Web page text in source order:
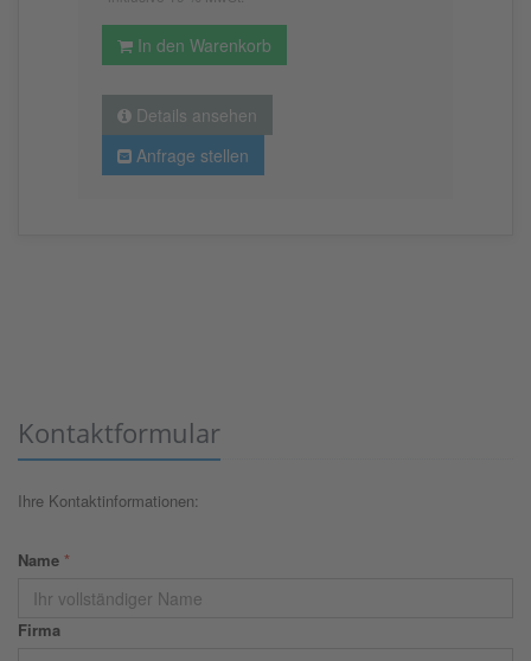
In den Warenkorb
Details ansehen
Anfrage stellen
Kontaktformular
Ihre Kontaktinformationen:
Name *
Firma